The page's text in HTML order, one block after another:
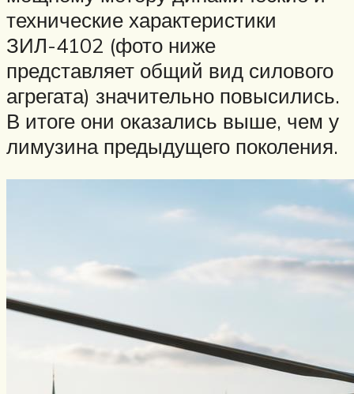
технические характеристики
ЗИЛ-4102 (фото ниже
представляет общий вид силового
агрегата) значительно повысились.
В итоге они оказались выше, чем у
лимузина предыдущего поколения.